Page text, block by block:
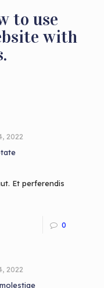
to use
with
2022
Et perferendis
0
2022